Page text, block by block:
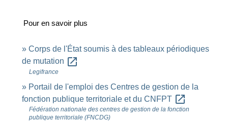
Pour en savoir plus
Corps de l'État soumis à des tableaux périodiques
de mutation open_in_new
Legifrance
Portail de l'emploi des Centres de gestion de la
fonction publique territoriale et du CNFPT open_in_new
Fédération nationale des centres de gestion de la fonction
publique territoriale (FNCDG)